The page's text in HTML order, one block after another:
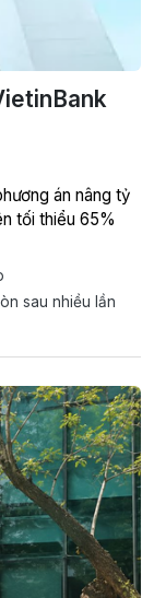
án nâng tỷ
tối thiểu 65%
sau nhiều lần